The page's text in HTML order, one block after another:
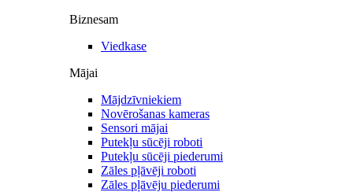
Biznesam
Viedkase
Mājai
Mājdzīvniekiem
Novērošanas kameras
Sensori mājai
Putekļu sūcēji roboti
Putekļu sūcēji piederumi
Zāles pļāvēji roboti
Zāles pļāvēju piederumi